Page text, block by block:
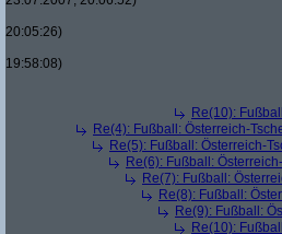
20:05:26)
19:58:08)
Re(10):
Re(4): Fußball: Österreich-
Re(5): Fußball: Österreich-
Re(6): Fußball:
Re(7): Fußball:
Re(8): Fußball:
Re(9): Fußball:
Re(10):